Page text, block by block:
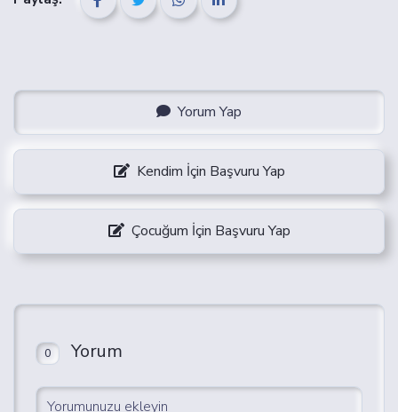
Yorum Yap
Kendim İçin Başvuru Yap
Çocuğum İçin Başvuru Yap
0 Yorum